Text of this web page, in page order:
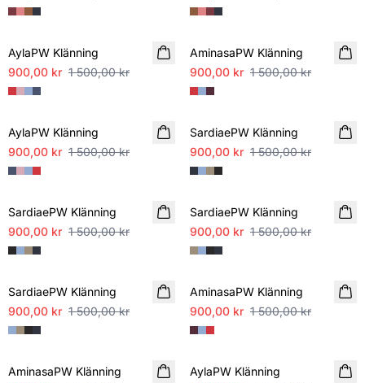
SALE
AylaPW Klänning
900,00 kr 1 500,00 kr
SALE
AminasaPW Klänning
900,00 kr 1 500,00 kr
SALE
AylaPW Klänning
900,00 kr 1 500,00 kr
SALE
SardiaePW Klänning
900,00 kr 1 500,00 kr
SALE
SardiaePW Klänning
900,00 kr 1 500,00 kr
SALE
SardiaePW Klänning
900,00 kr 1 500,00 kr
SALE
SardiaePW Klänning
900,00 kr 1 500,00 kr
SALE
AminasaPW Klänning
900,00 kr 1 500,00 kr
SALE
AminasaPW Klänning
SALE
AylaPW Klänning